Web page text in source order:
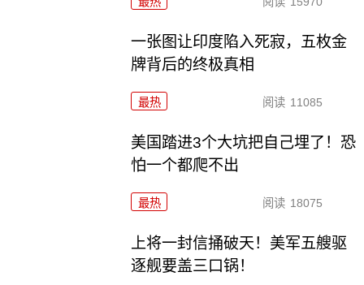
一张图让印度陷入死寂，五枚金
牌背后的终极真相
最热 阅读 11085
美国踏进3个大坑把自己埋了！恐
怕一个都爬不出
最热 阅读 18075
上将一封信捅破天！美军五艘驱
逐舰要盖三口锅！